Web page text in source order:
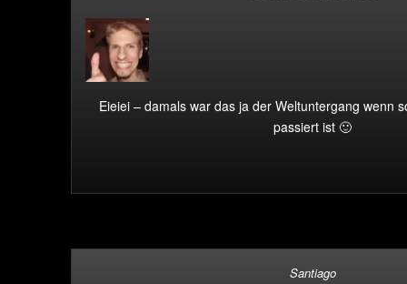
Eieiei – damals war das ja der Weltuntergang wenn
passiert ist 🙂
Santiago